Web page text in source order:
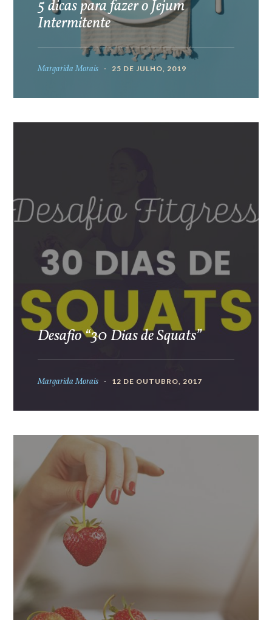
5 dicas para fazer o Jejum
Intermitente
Margarida Morais 25 DE JULHO, 2019
Desafio “30 Dias de Squats”
Margarida Morais 12 DE OUTUBRO, 2017